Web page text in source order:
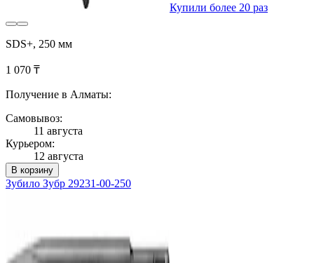
Купили более 20 раз
SDS+, 250 мм
1 070 ₸
Получение в Алматы:
Самовывоз:
11 августа
Курьером:
12 августа
В корзину
Зубило Зубр 29231-00-250